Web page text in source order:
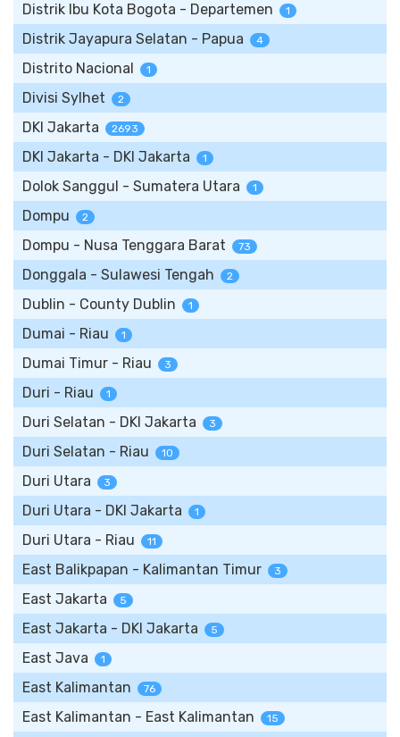
Distrik Ibu Kota Bogota - Departemen 1
Distrik Jayapura Selatan - Papua 4
Distrito Nacional 1
Divisi Sylhet 2
DKI Jakarta 2693
DKI Jakarta - DKI Jakarta 1
Dolok Sanggul - Sumatera Utara 1
Dompu 2
Dompu - Nusa Tenggara Barat 73
Donggala - Sulawesi Tengah 2
Dublin - County Dublin 1
Dumai - Riau 1
Dumai Timur - Riau 3
Duri - Riau 1
Duri Selatan - DKI Jakarta 3
Duri Selatan - Riau 10
Duri Utara 3
Duri Utara - DKI Jakarta 1
Duri Utara - Riau 11
East Balikpapan - Kalimantan Timur 3
East Jakarta 5
East Jakarta - DKI Jakarta 5
East Java 1
East Kalimantan 76
East Kalimantan - East Kalimantan 15